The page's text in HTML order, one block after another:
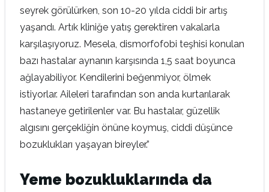
seyrek görülürken, son 10-20 yılda ciddi bir artış
yaşandı. Artık kliniğe yatış gerektiren vakalarla
karşılaşıyoruz. Mesela, dismorfofobi teşhisi konulan
bazı hastalar aynanın karşısında 1,5 saat boyunca
ağlayabiliyor. Kendilerini beğenmiyor, ölmek
istiyorlar. Aileleri tarafından son anda kurtarılarak
hastaneye getirilenler var. Bu hastalar, güzellik
algısını gerçekliğin önüne koymuş, ciddi düşünce
bozuklukları yaşayan bireyler.”
Yeme bozukluklarında da